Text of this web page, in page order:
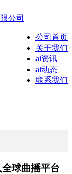
公司首页
关于我们
ai资讯
ai动态
联系我们
球曲播平台